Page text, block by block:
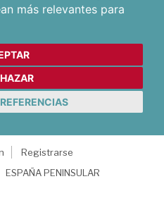
más relevantes para
Registrarse
ESPAÑA PENINSULAR